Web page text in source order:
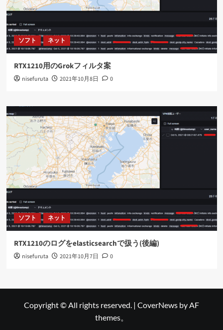
ソフト ネット
RTX1210用のGrokフィルタ案
nisefuruta 2021年10月8日 0
ソフト ネット
RTX1210のログをelasticsearchで扱う(後編)
nisefuruta 2021年10月7日 0
Copyright © All rights reserved. | CoverNews by AF
themes。